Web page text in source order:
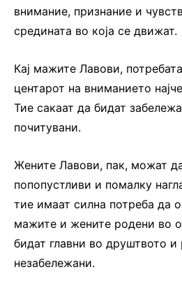
внимание, признание и
средината во која се движат.
Кај мажите Лавови,
центарот на вниманието
Тие сакаат да бидат
почитувани.
Жените Лавови, пак, можат
попопустливи и помалку
тие имаат силна потреба да
мажите и жените родени во
бидат главни во друштвото и
незабележани.